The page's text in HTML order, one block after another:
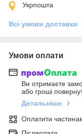
Укрпошта
Всі умови доставки
Умови оплати
Ви отримаєте
або гроші
Детальніше
Оплатити